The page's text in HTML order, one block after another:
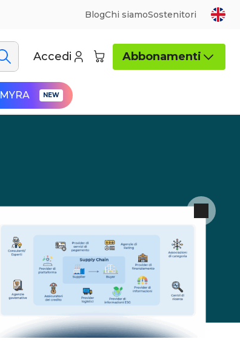
BlogChi siamoSostenitori
Accedi Abbonamenti
MYRA